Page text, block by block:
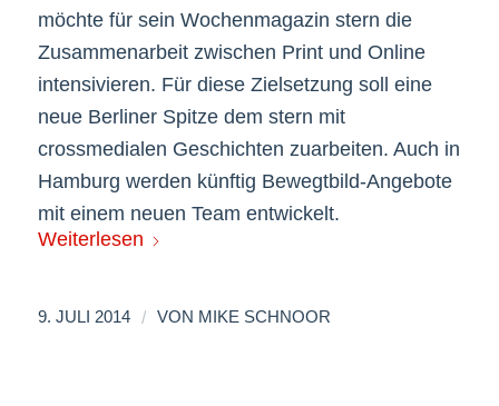
möchte für sein Wochenmagazin stern die
Zusammenarbeit zwischen Print und Online
intensivieren. Für diese Zielsetzung soll eine
neue Berliner Spitze dem stern mit
crossmedialen Geschichten zuarbeiten. Auch in
Hamburg werden künftig Bewegtbild-Angebote
mit einem neuen Team entwickelt.
Weiterlesen
9. JULI 2014 / VON MIKE SCHNOOR